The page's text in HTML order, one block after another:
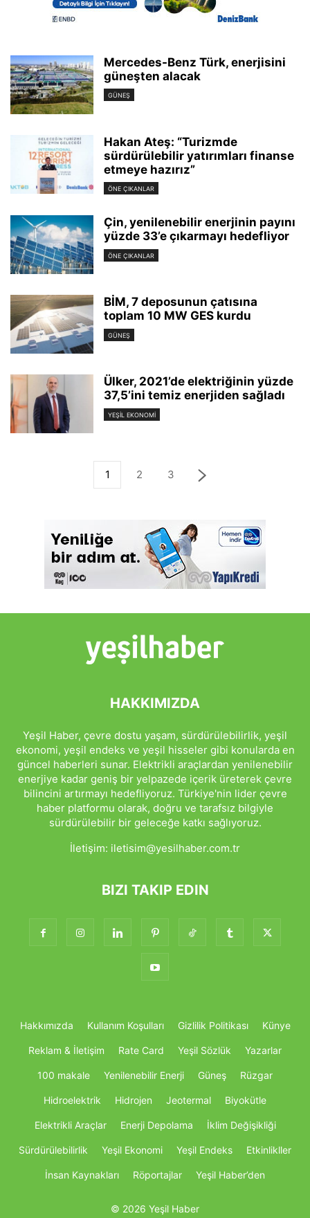
Mercedes-Benz Türk, enerjisini
güneşten alacak
GÜNEŞ
Hakan Ateş: “Turizmde
sürdürülebilir yatırımları finanse
etmeye hazırız”
ÖNE ÇIKANLAR
Çin, yenilenebilir enerjinin payını
yüzde 33’e çıkarmayı hedefliyor
ÖNE ÇIKANLAR
BİM, 7 deposunun çatısına
toplam 10 MW GES kurdu
GÜNEŞ
Ülker, 2021’de elektriğinin yüzde
37,5’ini temiz enerjiden sağladı
YEŞIL EKONOMI
1 2 3
HAKKIMIZDA
Yeşil Haber, çevre dostu yaşam, sürdürülebilirlik, yeşil
ekonomi, yeşil endeks ve yeşil hisseler gibi konularda en
güncel haberleri sunar. Elektrikli araçlardan yenilenebilir
enerjiye kadar geniş bir yelpazede içerik üreterek çevre
bilincini artırmayı hedefliyoruz. Türkiye'nin lider çevre
haber platformu olarak, doğru ve tarafsız bilgiyle
sürdürülebilir bir geleceğe katkı sağlıyoruz.
İletişim: iletisim@yesilhaber.com.tr
BIZI TAKIP EDIN
Hakkımızda Kullanım Koşulları Gizlilik Politikası Künye
Reklam & İletişim Rate Card Yeşil Sözlük Yazarlar
100 makale Yenilenebilir Enerji Güneş Rüzgar
Hidroelektrik Hidrojen Jeotermal Biyokütle
Elektrikli Araçlar Enerji Depolama İklim Değişikliği
Sürdürülebilirlik Yeşil Ekonomi Yeşil Endeks Etkinlikller
İnsan Kaynakları Röportajlar Yeşil Haber’den
© 2026 Yeşil Haber